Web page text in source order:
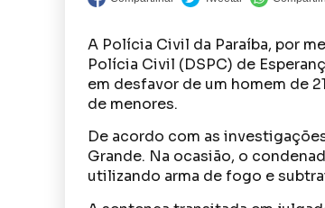
A Polícia Civil da Paraíba, por
Polícia Civil (DSPC) de
em desfavor de um homem de
de menores.
De acordo com as
Grande. Na ocasião, o
utilizando arma de fogo e